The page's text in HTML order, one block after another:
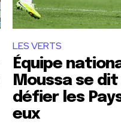
LES VERTS
Équipe
Moussa se
défier les
eux